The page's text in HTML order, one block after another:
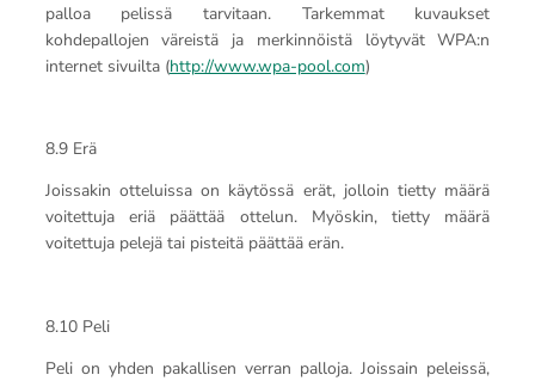
palloa pelissä tarvitaan. Tarkemmat kuvaukset
kohdepallojen väreistä ja merkinnöistä löytyvät WPA:n
internet sivuilta (http://www.wpa-pool.com)
8.9 Erä
Joissakin otteluissa on käytössä erät, jolloin tietty määrä
voitettuja eriä päättää ottelun. Myöskin, tietty määrä
voitettuja pelejä tai pisteitä päättää erän.
8.10 Peli
Peli on yhden pakallisen verran palloja. Joissain peleissä,